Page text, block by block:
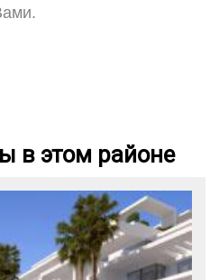
в этом районе